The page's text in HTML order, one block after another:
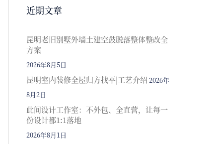
近期文章
昆明老旧别墅外墙土建空鼓脱落整体整改全
方案
2026年8月5日
昆明室内装修全屋归方找平|工艺介绍 2026年
8月2日
此间设计工作室：不外包、全直营，让每一
份设计都1:1落地
2026年8月1日